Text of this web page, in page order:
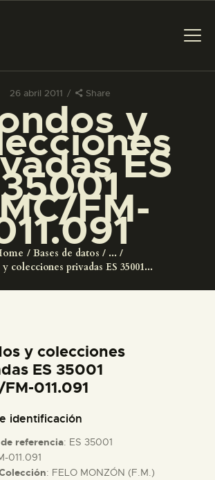
26 abril 2011 Share
y
ES
35001
FM-
Bases de datos
...
y colecciones privadas ES 35001...
LA VISITA
y colecciones
ES 35001
011.091
identificación
referencia: ES 35001
011.091
: FELO MONZÓN (F.M.)